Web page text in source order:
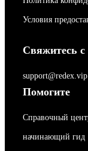
Условия
Свяжитесь
support@redex.vip
Помогите
Справочный
начинающий гид